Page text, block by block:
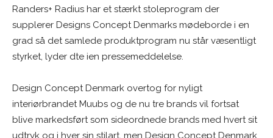
Randers+ Radius har et stærkt stoleprogram der
supplerer Designs Concept Denmarks mødeborde i en
grad så det samlede produktprogram nu står væsentligt
styrket, lyder dte ien pressemeddelelse.
Design Concept Denmark overtog for nyligt
interiørbrandet Muubs og de nu tre brands vil fortsat
blive markedsført som sideordnede brands med hvert sit
udtryk og i hver sin stilart, men Design Concept Denmark